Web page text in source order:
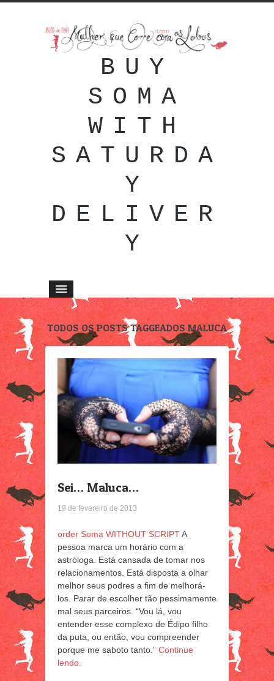
BUY
SOMA
WITH
SATURDA
Y
DELIVER
Y
TODOS OS POSTS TAGGEADOS MALUCA
Sei… Maluca…
19 de fevereiro de 2013
order Soma WITHOUT SCRIPTA
pessoa marca um horário com a
astróloga. Está cansada de tomar nos
relacionamentos. Está disposta a olhar
melhor seus podres a fim de melhorá-
los. Parar de escolher tão pessimamente
mal seus parceiros. “Vou lá, vou
entender esse complexo de Édipo filho
da puta, ou então, vou compreender
porque me saboto tanto.” Continue
lendo.